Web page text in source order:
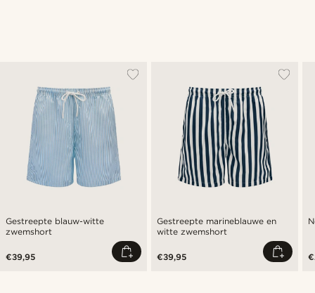
Gestreepte blauw-witte
zwemshort
€39,95
Gestreepte marineblauwe en
witte zwemshort
€39,95